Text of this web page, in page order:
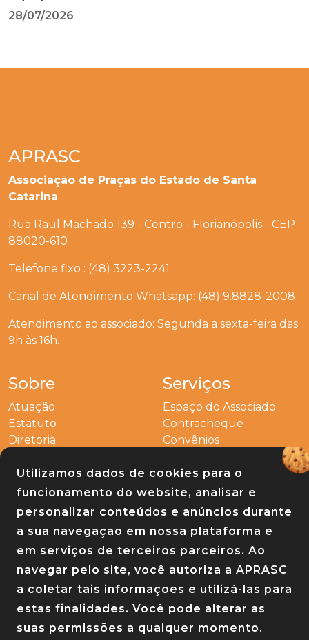
28/07/2026
Utilizamos dados de cookies para o
funcionamento do website, analisar e
personalizar conteúdos e anúncios durante
a sua navegação em nossa plataforma e
em serviços de terceiros parceiros. Ao
navegar pelo site, você autoriza a APRASC
a coletar tais informações e utilizá-las para
estas finalidades. Você pode alterar as
suas permissões a qualquer momento.
APRASC
Associação de Praças do Estado de Santa
Catarina
Rua Raul Machado 139 - Centro - Florianópolis - CEP
88020-610
Telefone fixo : (48) 3223-2241
Canal de Atendimento Whatsapp: (48) 9.8828-2008
Atendimento ao associado: Segunda a sexta-feira das
9h às 16h.
Sobre
Atuação
Estatuto
Diretoria
Serviços
Espaço do Associado
Contracheque
Convênios
Outros
Entre em contato
Links
Baixe nosso app